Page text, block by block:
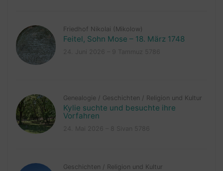
Friedhof Nikolai (Mikolow)
Feitel, Sohn Mose – 18. März 1748
Genealogie / Geschichten / Religion und Kultur
Kylie suchte und besuchte ihre
Vorfahren
Geschichten / Religion und Kultur